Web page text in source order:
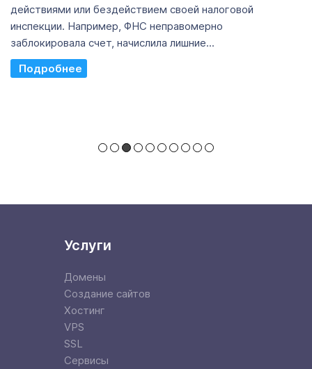
действиями или бездействием своей налоговой
инспекции. Например, ФНС неправомерно
заблокировала счет, начислила лишние...
Read More
Услуги
Домены
Создание сайтов
Хостинг
VPS
SSL
Сервисы